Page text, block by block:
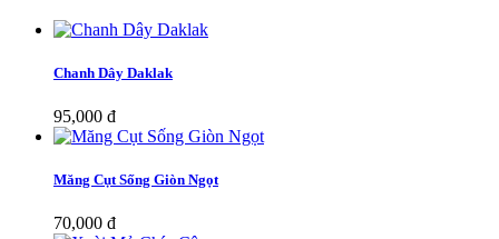
Chanh Dây Daklak
95,000 đ
Măng Cụt Sống Giòn Ngọt
70,000 đ